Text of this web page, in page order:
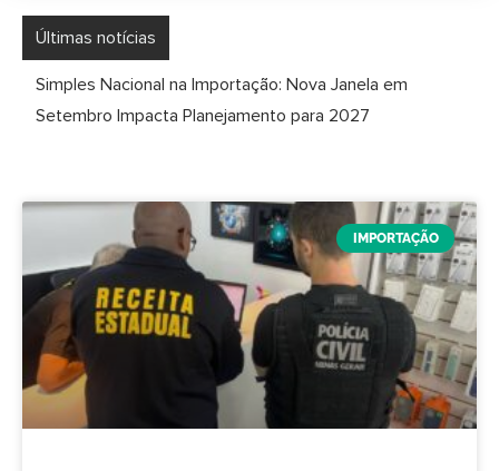
Últimas notícias
Simples Nacional na Importação: Nova Janela em
Setembro Impacta Planejamento para 2027
IMPORTAÇÃO